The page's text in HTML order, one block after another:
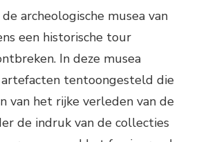
archeologische musea van
een historische tour
In deze musea
tentoongesteld die
van het rijke verleden van de
de indruk van de collecties